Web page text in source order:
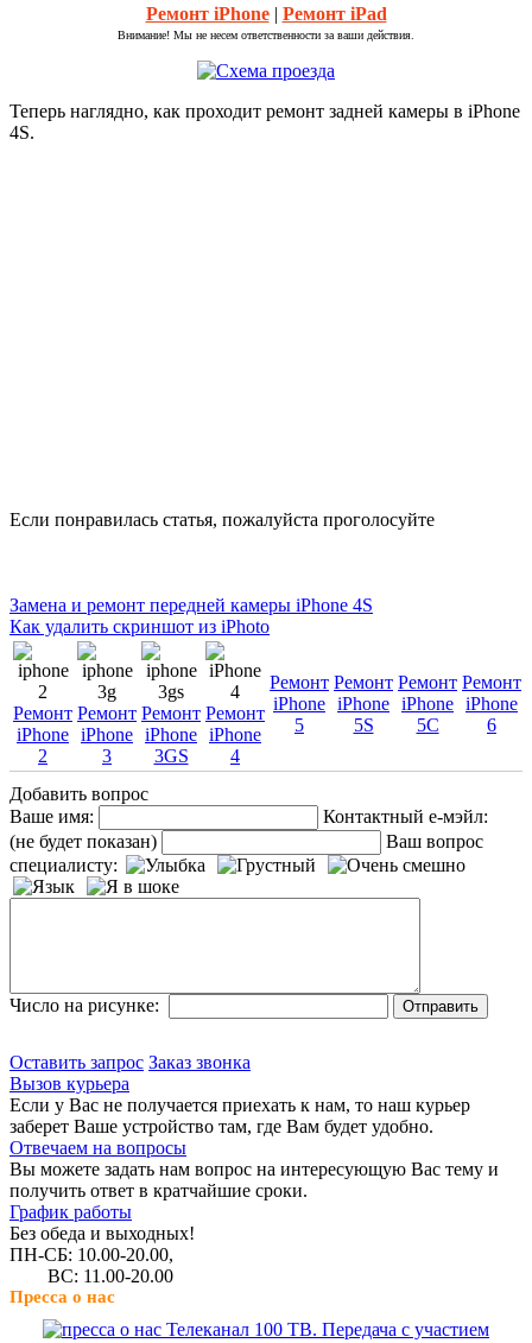
Ремонт iPhone| Ремонт iPad
Внимание! Мы не несем ответственности за ваши действия.
Теперь наглядно, как проходит ремонт задней камеры в iPhone
4S.
Если понравилась статья, пожалуйста проголосуйте
Замена и ремонт передней камеры iPhone 4S
Как удалить скриншот из iPhoto
Ремонт
iPhone
2
Ремонт
iPhone
3
Ремонт
iPhone
3GS
Ремонт
iPhone
4
Ремонт
iPhone
5
Ремонт
iPhone
5S
Ремонт
iPhone
5C
Ремонт
iPhone
6
Добавить вопрос
Ваше имя:
Контактный е-мэйл:
(не будет показан)
Ваш вопрос
специалисту:
Число на рисунке:
Оставить запрос Заказ звонка
Вызов курьера
Если у Вас не получается приехать к нам, то наш курьер
заберет Ваше устройство там, где Вам будет удобно.
Отвечаем на вопросы
Вы можете задать нам вопрос на интересующую Вас тему и
получить ответ в кратчайшие сроки.
График работы
Без обеда и выходных!
ПН-СБ: 10.00-20.00,
ВС: 11.00-20.00
Пресса о нас
Телеканал 100 ТВ. Передача с участием